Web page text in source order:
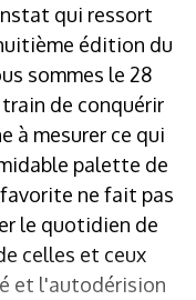
qui ressort
édition du
sommes le 28
de conquérir
à mesurer ce qui
palette de
ne fait pas
le quotidien de
celles et ceux
et l'autodérision